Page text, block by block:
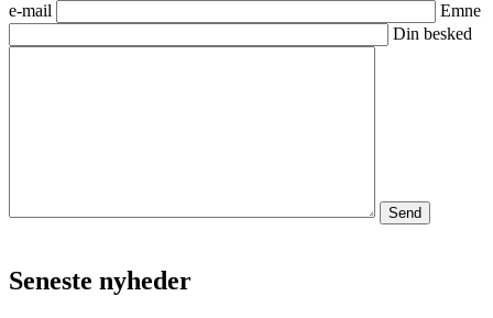
e-mail
Emne
Din besked
Seneste nyheder